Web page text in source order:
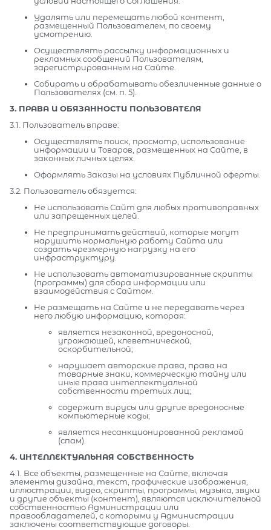
Удалять или перемещать любой контент,
размещенный Пользователем, по своему
усмотрению.
Осуществлять рассылку информационных и
рекламных сообщений Пользователям,
зарегистрированным на Сайте.
Собирать и обрабатывать обезличенные данные о
Пользователях (см. п. 5).
3. ПРАВА И ОБЯЗАННОСТИ ПОЛЬЗОВАТЕЛЯ
3.1. Пользователь вправе:
Осуществлять поиск, просмотр, использование
информации и Товаров, размещенных на Сайте, в
законных личных целях.
Оформлять Заказы на условиях Публичной оферты.
3.2. Пользователь обязуется:
Не использовать Сайт для любых противоправных
или запрещенных целей.
Не предпринимать действий, которые могут
нарушить нормальную работу Сайта или
создать чрезмерную нагрузку на его
инфраструктуру.
Не использовать автоматизированные скрипты
(программы) для сбора информации или
взаимодействия с Сайтом.
Не размещать на Сайте и не передавать через
него любую информацию, которая:
является незаконной, вредоносной,
угрожающей, клеветнической,
оскорбительной;
нарушает авторские права, права на
товарные знаки, коммерческую тайну или
иные права интеллектуальной
собственности третьих лиц;
содержит вирусы или другие вредоносные
компьютерные коды;
является несанкционированной рекламой
(спам).
4. ИНТЕЛЛЕКТУАЛЬНАЯ СОБСТВЕННОСТЬ
4.1. Все объекты, размещенные на Сайте, включая
элементы дизайна, текст, графические изображения,
иллюстрации, видео, скрипты, программы, музыка, звуки
и другие объекты (контент), являются исключительной
собственностью Администрации или
правообладателей, с которыми у Администрации
заключены соответствующие договоры.